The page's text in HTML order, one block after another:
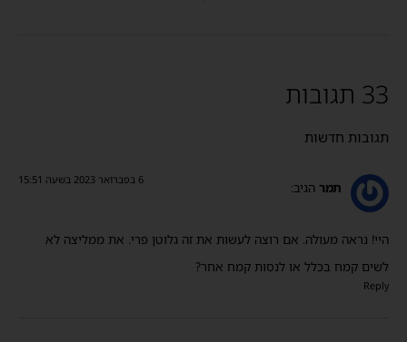
33 תגובות
תגובות חדשות
תמר הגיב:
6 בפברואר 2023 בשעה 15:51
היי! נראה מעולה. אם רוצה לעשות את זה גלוטן פרי. את ממליצה לא
לשים קמח בכלל או לנסות קמח אחר?
Reply